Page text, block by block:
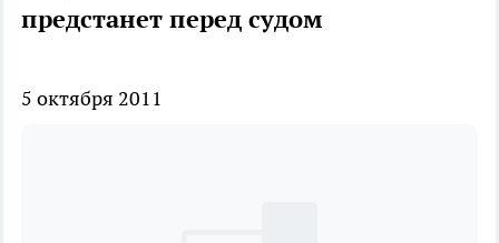
предстанет перед судом
5 октября 2011